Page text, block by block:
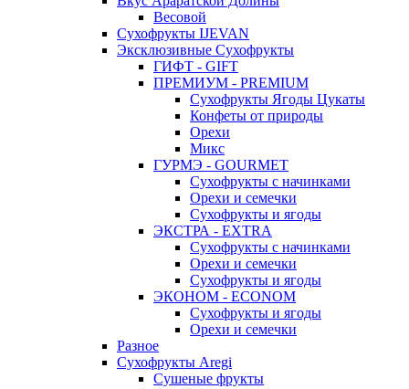
Весовой
Сухофрукты IJEVAN
Эксклюзивные Сухофрукты
ГИФТ - GIFT
ПРЕМИУМ - PREMIUM
Сухофрукты Ягоды Цукаты
Конфеты от природы
Орехи
Микс
ГУРМЭ - GOURMET
Сухофрукты с начинками
Орехи и семечки
Сухофрукты и ягоды
ЭКСТРА - EXTRA
Сухофрукты с начинками
Орехи и семечки
Сухофрукты и ягоды
ЭКОНОМ - ECONOM
Сухофрукты и ягоды
Орехи и семечки
Разное
Сухофрукты Aregi
Сушеные фрукты